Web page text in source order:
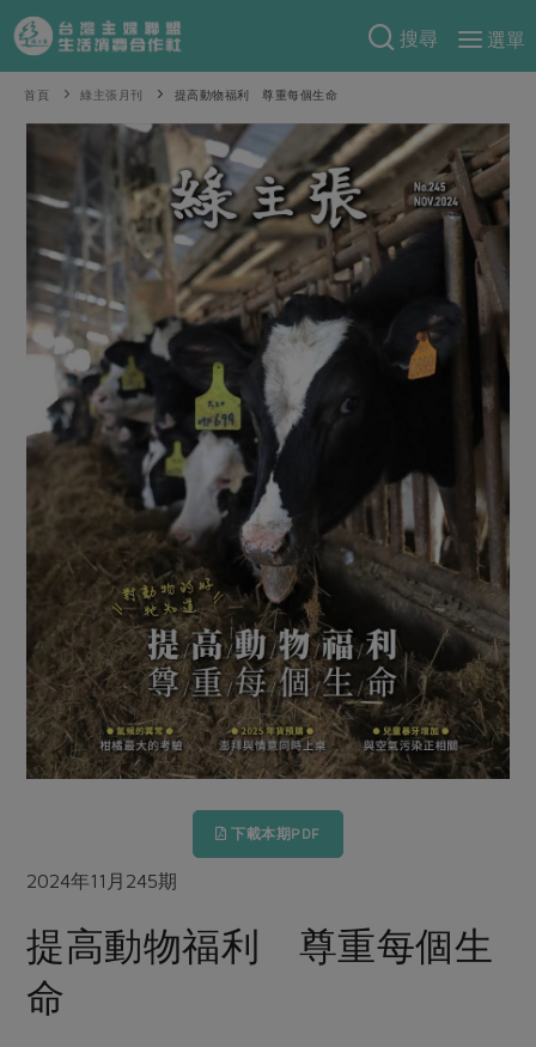
搜尋
選單
產品分類
當令水果
蕈菇類
辛香料類
奶蛋豆・五穀
乳製品
豆製品 米麵雜糧
肉品・水產
水產
水畜加工品
調理食材・點心
調味醬料/南北貨 烘焙
休閒零嘴 沖泡飲品
保健食品
家庭清潔
日用品
食譜料理
食材
米食
麵食
肉食
海鮮
常備菜
料理方式
烘焙．點心
醬料
湯品．鍋物
漬物
主題食譜
年菜食譜
特別企畫
預購活動
把最好的台灣味帶回家！
防災用品預購圓滿結束
2026年端午節預購圓滿結束
更多預購活動
當季產品
合作25-經典快閃最後一週
合作25-精選產品第四彈
合作25-精選產品第三彈
更多當季產品
議題活動
主婦聯盟X樂齡網特約優惠案
更多議題活動
綠主張
觀點文章
主婦食堂 一籃菜真心話
社內大小事 合作聯合國
生活提案
親子食育
關注議題
減硝酸鹽 惜食
非基改運動 支持本土農糧
廢核運動 能源議題
食農教育
更多議題
生活者e週報
綠主張月刊
關於合作社
認識合作社
關於我們
員工與求才
產品檢驗
自主把關
檢驗報告
硝酸鹽檢驗
選舉專區
重要公告
首頁 綠主張月刊 提高動物福利 尊重每個生命
下載本期PDF
2024年11月245期
提高動物福利 尊重每個生
命